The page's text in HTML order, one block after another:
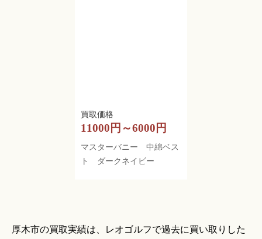
11000円～6000円
マスターバニー 中綿ベス
ト ダークネイビー
厚木市の買取実績は、レオゴルフで過去に買い取りした